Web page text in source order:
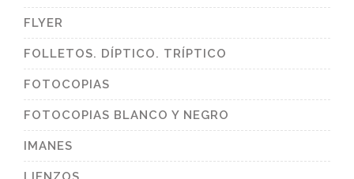
FLYER
FOLLETOS. DÍPTICO. TRÍPTICO
FOTOCOPIAS
FOTOCOPIAS BLANCO Y NEGRO
IMANES